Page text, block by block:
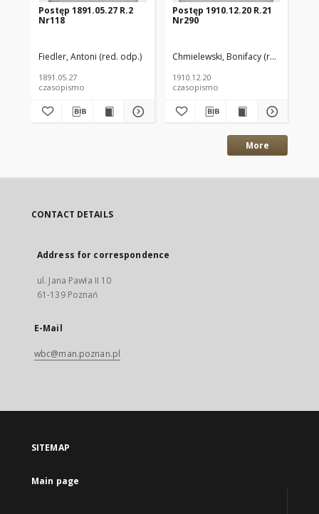
Postęp 1891.05.27 R.2
Nr118
Fiedler, Antoni (red. odp.)
1891.05.27
czasopismo
Postęp 1910.12.20 R.21
Nr290
Chmielewski, Bonifacy (red. odp.)
1910.12.20
czasopismo
More
CONTACT DETAILS
Address for correspondence
ul. Jana Pawła II 10
61-139 Poznań
E-Mail
wbc@man.poznan.pl
SITEMAP
Main page